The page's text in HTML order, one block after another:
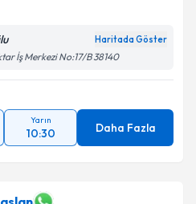
Haritada Göster
İş Merkezi No:17/B 38140
Yarın
10:30 Daha Fazla